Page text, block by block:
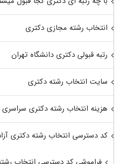
انتخاب رشته مجازی دکتری
رتبه قبولی دکتری دانشگاه تهران
سایت انتخاب رشته دکتری
هزینه انتخاب رشته دکتری سراسری
کد دسترسی انتخاب رشته دکتری